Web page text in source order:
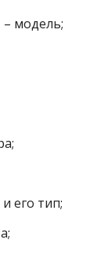
– модель;
его тип;